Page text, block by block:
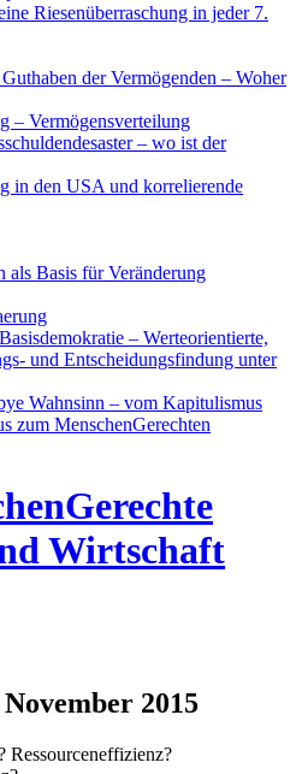
Riesenüberraschung in jeder 7.
der Vermögenden – Woher
– Vermögensverteilung
– wo ist der
in den USA und korrelierende
als Basis für Veränderung
– Werteorientierte,
und Entscheidungsfindung unter
Wahnsinn – vom Kapitulismus
zum MenschenGerechten
Wirtschaft
November 2015